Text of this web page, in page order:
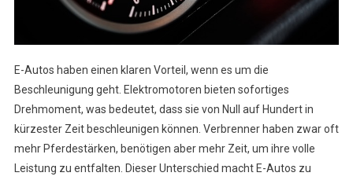
E-Autos haben einen klaren Vorteil, wenn es um die
Beschleunigung geht. Elektromotoren bieten sofortiges
Drehmoment, was bedeutet, dass sie von Null auf Hundert in
kürzester Zeit beschleunigen können. Verbrenner haben zwar oft
mehr Pferdestärken, benötigen aber mehr Zeit, um ihre volle
Leistung zu entfalten. Dieser Unterschied macht E-Autos zu